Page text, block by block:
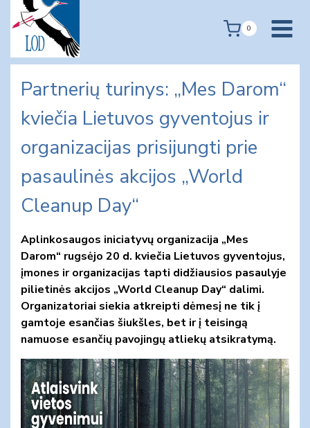
content
0
Partnerių turinys: „Mes Darom“
kviečia Lietuvos gyventojus ir
organizacijas prisijungti prie
pasaulinės akcijos „World
Cleanup Day“
Aplinkosaugos iniciatyvų organizacija „Mes
Darom“ rugsėjo 20 d. kviečia Lietuvos gyventojus,
įmones ir organizacijas tapti didžiausios pasaulyje
pilietinės akcijos „World Cleanup Day“ dalimi.
Organizatoriai siekia atkreipti dėmesį ne tik į
gamtoje esančias šiukšles, bet ir į teisingą
namuose esančių pavojingų atliekų atsikratymą.